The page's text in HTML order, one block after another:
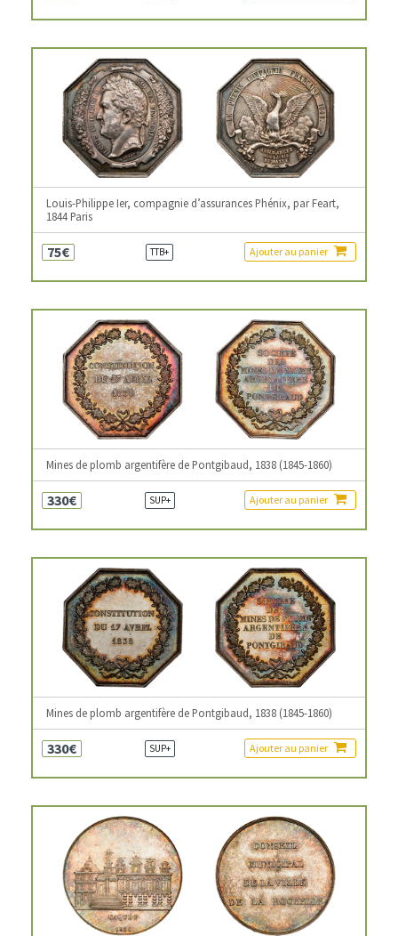
Louis-Philippe Ier, compagnie d’assurances Phénix, par Feart,
1844 Paris
75€ TTB+ Ajouter au panier
Mines de plomb argentifère de Pontgibaud, 1838 (1845-1860)
330€ SUP+ Ajouter au panier
Mines de plomb argentifère de Pontgibaud, 1838 (1845-1860)
330€ SUP+ Ajouter au panier